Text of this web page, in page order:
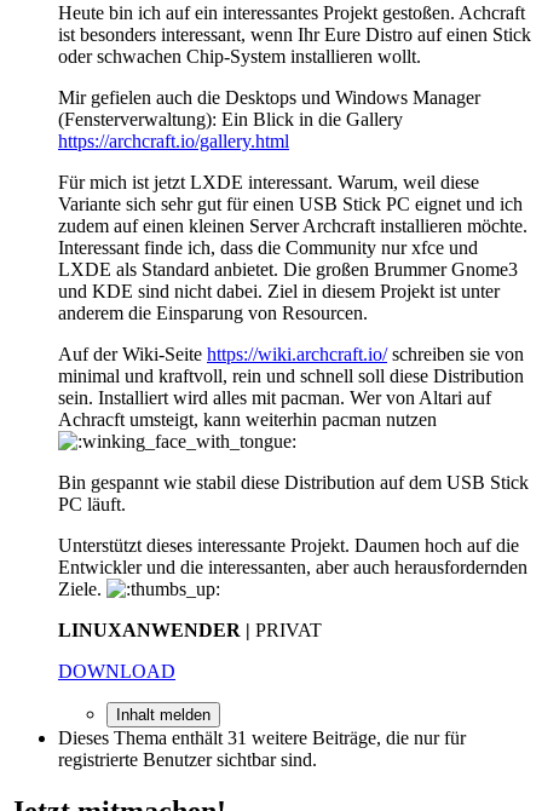
Heute bin ich auf ein interessantes Projekt gestoßen. Achcraft
ist besonders interessant, wenn Ihr Eure Distro auf einen Stick
oder schwachen Chip-System installieren wollt.
Mir gefielen auch die Desktops und Windows Manager
(Fensterverwaltung): Ein Blick in die Gallery
https://archcraft.io/gallery.html
Für mich ist jetzt LXDE interessant. Warum, weil diese
Variante sich sehr gut für einen USB Stick PC eignet und ich
zudem auf einen kleinen Server Archcraft installieren möchte.
Interessant finde ich, dass die Community nur xfce und
LXDE als Standard anbietet. Die großen Brummer Gnome3
und KDE sind nicht dabei. Ziel in diesem Projekt ist unter
anderem die Einsparung von Resourcen.
Auf der Wiki-Seite https://wiki.archcraft.io/schreiben sie von
minimal und kraftvoll, rein und schnell soll diese Distribution
sein. Installiert wird alles mit pacman. Wer von Altari auf
Achracft umsteigt, kann weiterhin pacman nutzen
Bin gespannt wie stabil diese Distribution auf dem USB Stick
PC läuft.
Unterstützt dieses interessante Projekt. Daumen hoch auf die
Entwickler und die interessanten, aber auch herausfordernden
Ziele.
LINUXANWENDER | PRIVAT
DOWNLOAD
Inhalt melden
Dieses Thema enthält 31 weitere Beiträge, die nur für
registrierte Benutzer sichtbar sind.